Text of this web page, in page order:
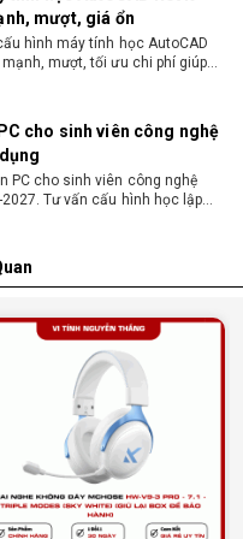
cho sinh viên công nghệ
PC cho sinh viên công nghệ
laptop hay PC ?
laptop hay PC? Đây là băn
Tiền?
viên 15–20 triệu phù hợp ngành
Khám phá cách chọn cấu hình,
hình và khả năng nâng cấp hợp lý.
sinh viên dưới 15 triệu
sinh viên dưới 15 triệu mượt
ngay gợi ý các thương hiệu
mạnh cho sinh viên sử dụng